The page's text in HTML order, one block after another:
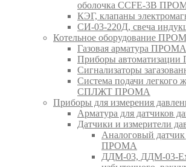
оболочка CCFE-3B
КЭГ, клапаны
СИ-03-220Д, свеча
Котельное оборудование
Газовая арматура ПРОМА
Приборы
Сигнализаторы
Система подачи легкого
СПЛЖТ ПРОМА
Приборы для измерения
Арматура для датчиков
Датчики и измерители
Аналоговый
ПРОМА
ДДМ-03, ДДМ-03-